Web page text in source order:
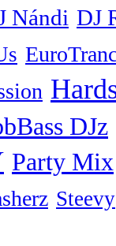
Nándi DJ
DJz
Party Mix
Steevy